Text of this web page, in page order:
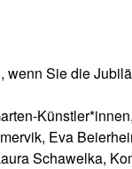
wenn Sie die
Eva
Schawelka,